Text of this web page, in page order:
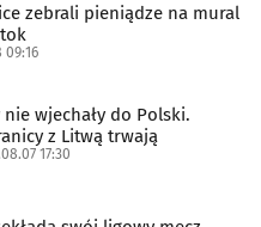
zebrali pieniądze na mural
09:16
wjechały do Polski.
z Litwą trwają
17:30